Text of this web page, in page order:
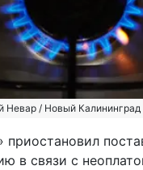
Невар / Новый Калининград
приостановил
в связи с